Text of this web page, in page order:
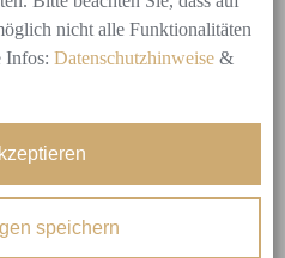
einer verwöhnenden
Treatment spendet binnen
– für Körper und Geist.
nicht alle Funktionalitäten
Infos: Datenschutzhinweise &
speichern